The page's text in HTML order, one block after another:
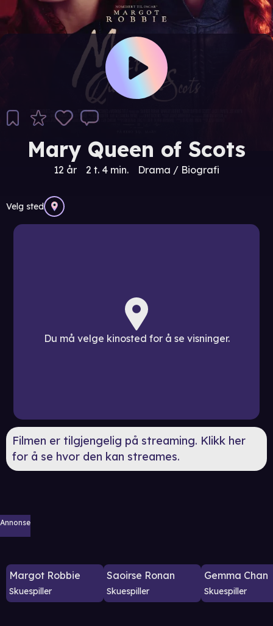
Mary Queen of Scots
12 år 2 t. 4 min. Drama / Biografi
Velg sted
Du må velge kinosted for å se visninger.
Filmen er tilgjengelig på streaming. Klikk her
for å se hvor den kan streames.
Annonse
Margot Robbie
Skuespiller
Saoirse Ronan
Skuespiller
Gemma Chan
Skuespiller